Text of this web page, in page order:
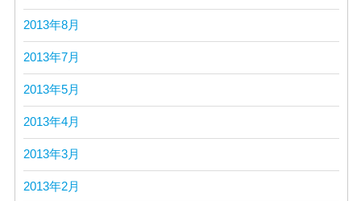
2013年8月
2013年7月
2013年5月
2013年4月
2013年3月
2013年2月